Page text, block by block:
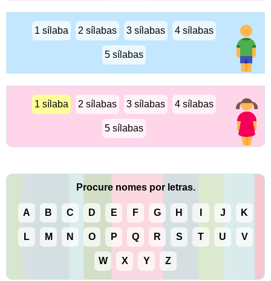
1 sílaba 2 sílabas 3 sílabas 4 sílabas
5 sílabas
1 sílaba 2 sílabas 3 sílabas 4 sílabas
5 sílabas
Procure nomes por letras.
A B C D E F G H J K
L M N O P Q R S T U V
W X Y Z